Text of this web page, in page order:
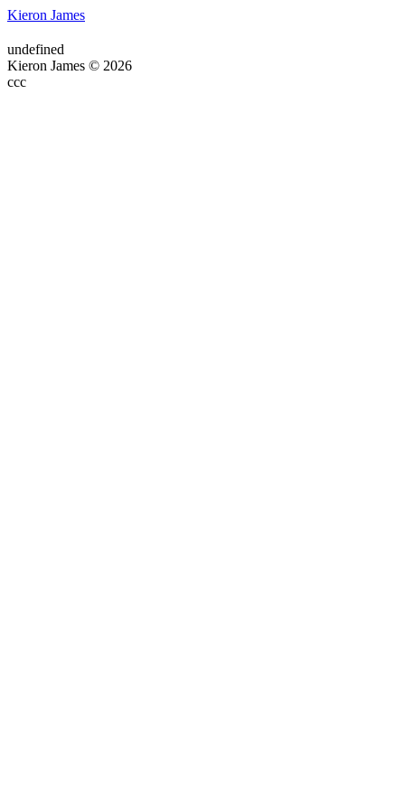
Kieron James
undefined
Kieron James © 2026
ссс